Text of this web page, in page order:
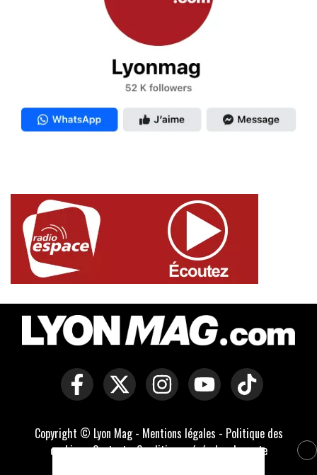
Copyright © Lyon Mag - Mentions légales - Politique des
cookies-Contact-Conditions générales de vente